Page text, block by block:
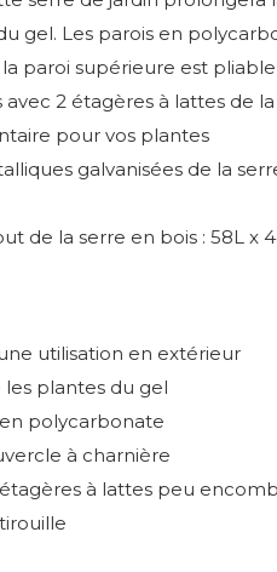
gel. Les parois en
la paroi supérieure est pliable
avec 2 étagères à lattes de
pour vos plantes
galvanisées de la
de la serre en bois : 58L x
utilisation en extérieur
plantes du gel
polycarbonate
à charnière
à lattes peu